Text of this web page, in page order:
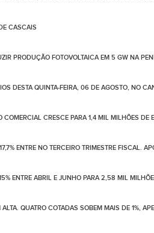
CASCAIS
PRODUÇÃO FOTOVOLTAICA EM 5 GW NA
DESTA QUINTA-FEIRA, 06 DE AGOSTO, NO
CRESCE PARA 1,4 MIL MILHÕES DE
ENTRE NO TERCEIRO TRIMESTRE FISCAL.
ENTRE ABRIL E JUNHO PARA 2,58 MIL
QUATRO COTADAS SOBEM MAIS DE 1%,